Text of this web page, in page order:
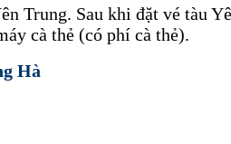
Trung. Sau khi đặt vé tàu
cà thẻ (có phí cà thẻ).
Hà